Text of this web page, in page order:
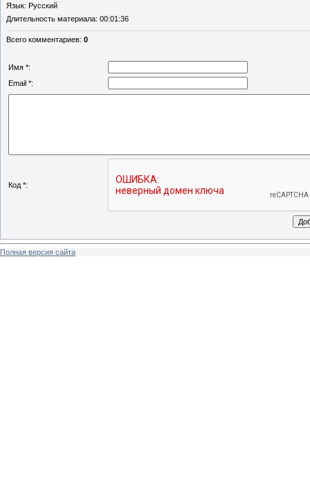
Язык: Русский
Длительность материала: 00:01:36
Всего комментариев: 0
Имя *:
Email *:
Код *:
Полная версия сайта